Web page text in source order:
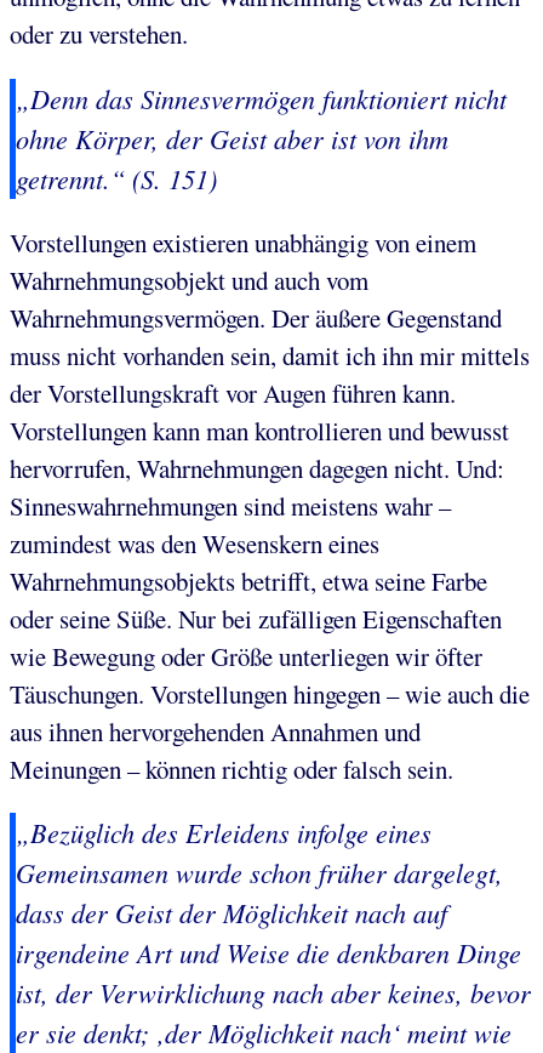
oder zu verstehen.
„Denn das Sinnesvermögen funktioniert nicht
ohne Körper, der Geist aber ist von ihm
getrennt.“ (S. 151)
Vorstellungen existieren unabhängig von einem
Wahrnehmungsobjekt und auch vom
Wahrnehmungsvermögen. Der äußere Gegenstand
muss nicht vorhanden sein, damit ich ihn mir mittels
der Vorstellungskraft vor Augen führen kann.
Vorstellungen kann man kontrollieren und bewusst
hervorrufen, Wahrnehmungen dagegen nicht. Und:
Sinneswahrnehmungen sind meistens wahr –
zumindest was den Wesenskern eines
Wahrnehmungsobjekts betrifft, etwa seine Farbe
oder seine Süße. Nur bei zufälligen Eigenschaften
wie Bewegung oder Größe unterliegen wir öfter
Täuschungen. Vorstellungen hingegen – wie auch die
aus ihnen hervorgehenden Annahmen und
Meinungen – können richtig oder falsch sein.
„Bezüglich des Erleidens infolge eines
Gemeinsamen wurde schon früher dargelegt,
dass der Geist der Möglichkeit nach auf
irgendeine Art und Weise die denkbaren Dinge
ist, der Verwirklichung nach aber keines, bevor
er sie denkt; ‚der Möglichkeit nach‘ meint wie